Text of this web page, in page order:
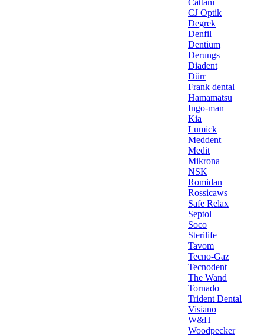
Cattani
CJ Optik
Degrek
Denfil
Dentium
Derungs
Diadent
Dürr
Frank dental
Hamamatsu
Ingo-man
Kia
Lumick
Meddent
Medit
Mikrona
NSK
Romidan
Rossicaws
Safe Relax
Septol
Soco
Sterilife
Tavom
Tecno-Gaz
Tecnodent
The Wand
Tornado
Trident Dental
Visiano
W&H
Woodpecker